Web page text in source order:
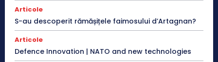
Articole
S-au descoperit rămășițele faimosului d’Artagnan?
Articole
Defence Innovation | NATO and new technologies